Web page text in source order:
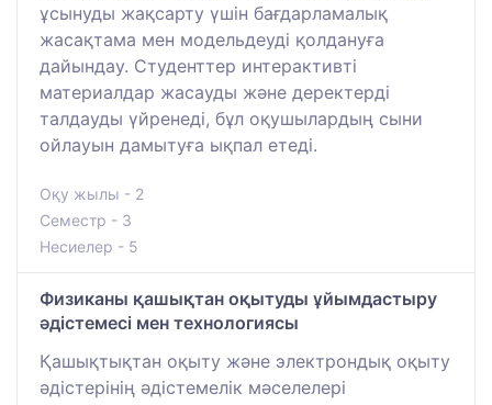
ұсынуды жақсарту үшін бағдарламалық
жасақтама мен модельдеуді қолдануға
дайындау. Студенттер интерактивті
материалдар жасауды және деректерді
талдауды үйренеді, бұл оқушылардың сыни
ойлауын дамытуға ықпал етеді.
Оқу жылы - 2
Семестр - 3
Несиелер - 5
Физиканы қашықтан оқытуды ұйымдастыру
әдістемесі мен технологиясы
Қашықтықтан оқыту және электрондық оқыту
әдістерінің әдістемелік мәселелері